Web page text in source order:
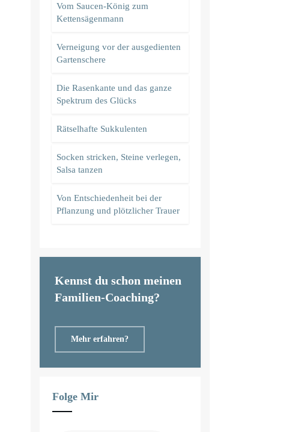
Vom Saucen-König zum
Kettensägenmann
Verneigung vor der ausgedienten
Gartenschere
Die Rasenkante und das ganze
Spektrum des Glücks
Rätselhafte Sukkulenten
Socken stricken, Steine verlegen,
Salsa tanzen
Von Entschiedenheit bei der
Pflanzung und plötzlicher Trauer
Kennst du schon meinen
Familien-Coaching?
Mehr erfahren?
Folge Mir